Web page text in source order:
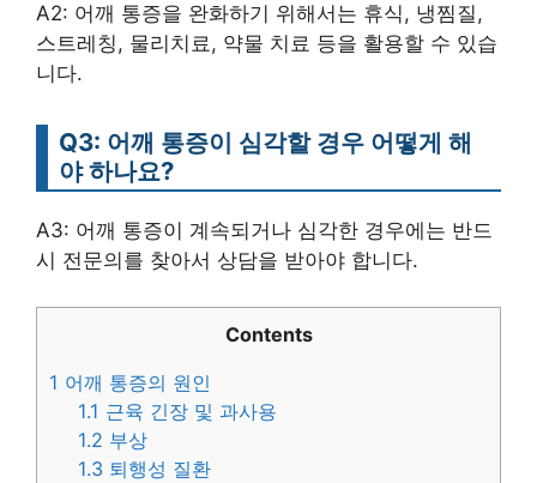
A2: 어깨 통증을 완화하기 위해서는 휴식, 냉찜질,
스트레칭, 물리치료, 약물 치료 등을 활용할 수 있습
니다.
Q3: 어깨 통증이 심각할 경우 어떻게 해
야 하나요?
A3: 어깨 통증이 계속되거나 심각한 경우에는 반드
시 전문의를 찾아서 상담을 받아야 합니다.
Contents
1 어깨 통증의 원인
1.1 근육 긴장 및 과사용
1.2 부상
1.3 퇴행성 질환